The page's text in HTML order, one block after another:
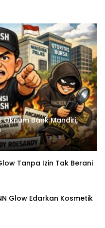
Oknum Bank Mandiri,
Tanpa Izin Tak Berani
Glow Edarkan Kosmetik